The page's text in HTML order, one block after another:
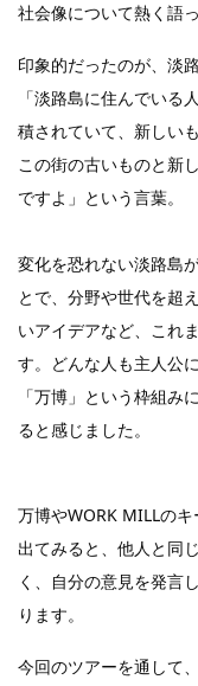
社会像について熱く語
印象的だったのが、淡
「淡路島に住んでいる
積されていて、新しい
この街の古いものと新
ですよ」という言葉。
変化を恐れない淡路島
とで、分野や世代を超
いアイデアなど、これ
す。どんな人も主人公
「万博」という枠組み
ると感じました。
万博やWORK MILLの
出てみると、他人と同
く、自分の意見を発言
ります。
今回のツアーを通して